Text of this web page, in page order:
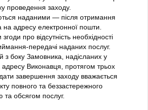
проведення заходу.
наданими — після отримання
на адресу електронної пошти.
про відсутність необхідності
передачі наданих послуг.
з боку Замовника, надісланих у
Виконавця, протягом трьох
завершення заходу вважається
повного та беззастережного
та обсягом послуг.